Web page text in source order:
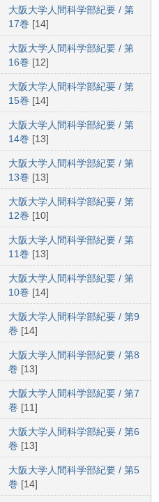
大阪大学人間科学部紀要 / 第
17巻 [14]
大阪大学人間科学部紀要 / 第
16巻 [12]
大阪大学人間科学部紀要 / 第
15巻 [14]
大阪大学人間科学部紀要 / 第
14巻 [13]
大阪大学人間科学部紀要 / 第
13巻 [13]
大阪大学人間科学部紀要 / 第
12巻 [10]
大阪大学人間科学部紀要 / 第
11巻 [13]
大阪大学人間科学部紀要 / 第
10巻 [14]
大阪大学人間科学部紀要 / 第9
巻 [14]
大阪大学人間科学部紀要 / 第8
巻 [13]
大阪大学人間科学部紀要 / 第7
巻 [11]
大阪大学人間科学部紀要 / 第6
巻 [13]
大阪大学人間科学部紀要 / 第5
巻 [14]